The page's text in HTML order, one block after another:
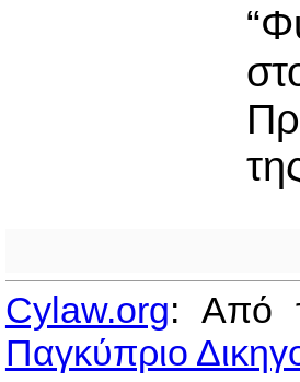
Cylaw.org: Από
Παγκύπριο